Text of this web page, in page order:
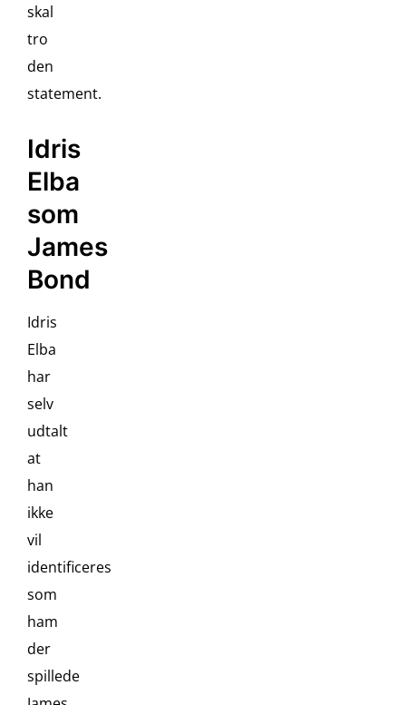
skal
tro
den
statement.
Idris
Elba
som
James
Bond
Idris
Elba
har
selv
udtalt
at
han
ikke
vil
identificeres
som
ham
der
spillede